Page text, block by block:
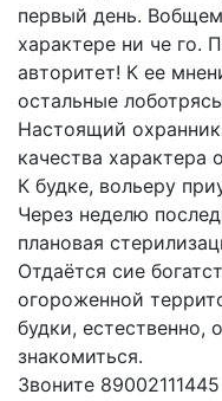
первый день.
характере ни че го.
авторитет! К ее
остальные
Настоящий охранник
качества
К будке, вольеру
Через неделю
плановая
Отдаётся сие
огороженной
будки, естественно,
знакомиться.
Звоните